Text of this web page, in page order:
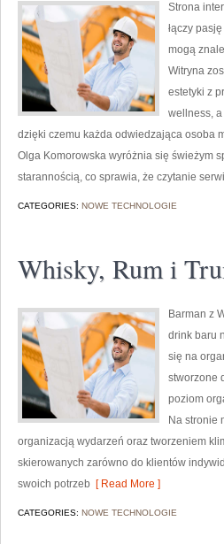
Strona
łączy
mogą
Witryna
estetyki z
wellness,
dzięki czemu każda odwiedzająca osoba
Olga Komorowska wyróżnia się świeżym
starannością, co sprawia, że czytanie
CATEGORIES: NOWE TECHNOLOGIE
Whisky, Rum i
Barman z
drink baru
się na
stworzone
poziom
Na stronie
organizacją wydarzeń oraz tworzeniem
skierowanych zarówno do klientów
swoich potrzeb [ Read More ]
CATEGORIES: NOWE TECHNOLOGIE